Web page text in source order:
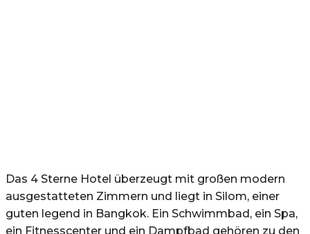
Das 4 Sterne Hotel überzeugt mit großen modern
ausgestatteten Zimmern und liegt in Silom, einer
guten legend in Bangkok. Ein Schwimmbad, ein Spa,
ein Fitnesscenter und ein Dampfbad gehören zu den